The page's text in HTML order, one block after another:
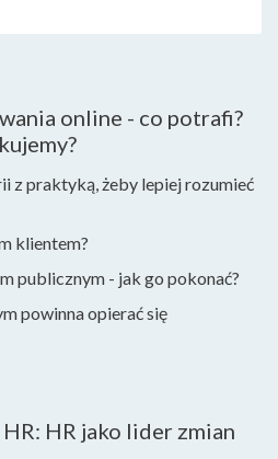
online - co potrafi?
z praktyką, żeby lepiej rozumieć
klientem?
publicznym - jak go pokonać?
powinna opierać się
HR jako lider zmian